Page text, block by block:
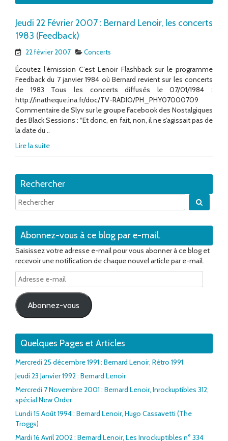
Jeudi 22 Février 2007 : Bernard Lenoir, les concerts
1983 (Feedback)
22 février 2007 Concerts
Écoutez l’émission C’est Lenoir Flashback sur le programme
Feedback du 7 janvier 1984 où Bernard revient sur les concerts
de 1983 Tous les concerts diffusés le 07/01/1984 :
http://inatheque.ina.fr/doc/TV-RADIO/PH_PHY07000709
Commentaire de Slyv sur le groupe Facebook des Nostalgiques
des Black Sessions : “Et donc, en fait, non, il ne s’agissait pas de
la date du ..
Lire la suite
Rechercher
Abonnez-vous à ce blog par e-mail.
Saisissez votre adresse e-mail pour vous abonner à ce blog et
recevoir une notification de chaque nouvel article par e-mail.
Adresse
e-
mail
Abonnez-vous
Quelques Pages et Articles
Mercredi 25 décembre 1991 : Bernard Lenoir, Rétro 1991
Jeudi 23 Janvier 1992 : Bernard Lenoir
Mercredi 7 Novembre 2001 : Bernard Lenoir, Inrockuptibles 312,
spécial New Order
Lundi 15 Août 1994 : Bernard Lenoir, Hugo Cassavetti (The
Troggs)
Mardi 16 Avril 2002 : Bernard Lenoir, Les Inrockuptibles n° 334